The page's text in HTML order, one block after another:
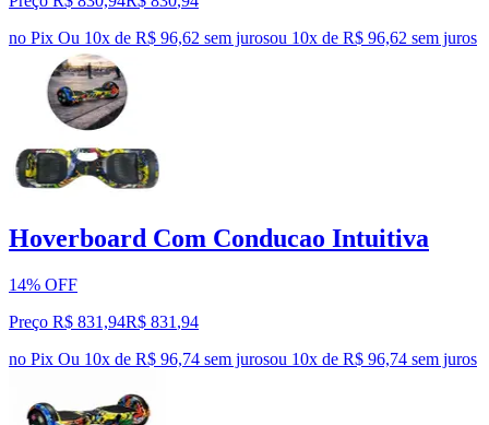
no Pix Ou 10x de R$ 96,62 sem jurosou 10x de R$ 96,62 sem juros
Hoverboard Com Conducao Intuitiva
14% OFF
Preço R$ 831,94R$ 831 ,94
no Pix Ou 10x de R$ 96,74 sem jurosou 10x de R$ 96,74 sem juros